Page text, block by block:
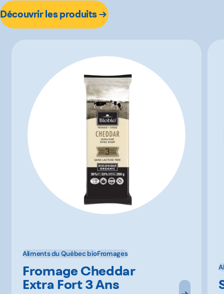
Découvrir les produits
Aliments du Québec bioFromages
Fromage Cheddar
Extra Fort 3 Ans